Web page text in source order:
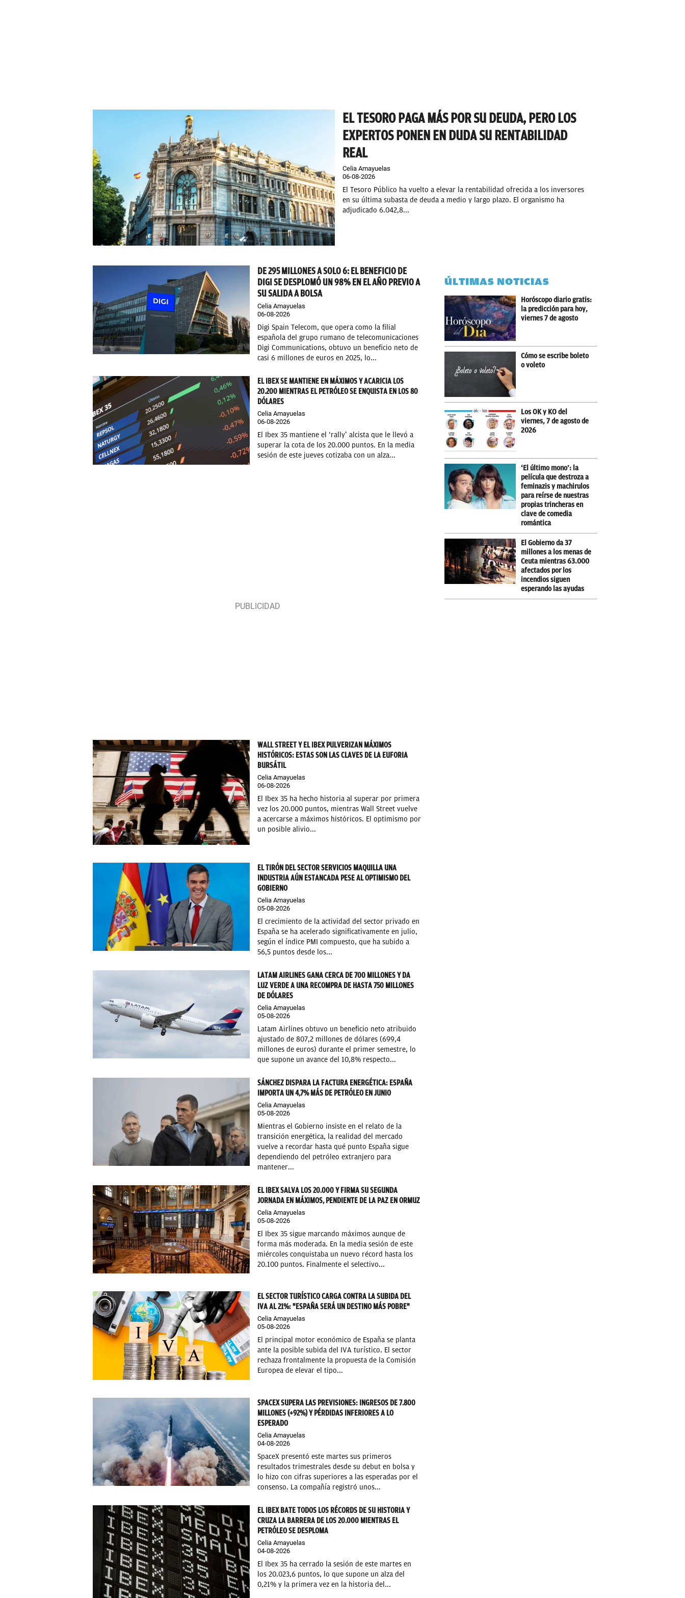
EL TESORO PAGA MÁS POR SU DEUDA, PERO LOS
EXPERTOS PONEN EN DUDA SU RENTABILIDAD
REAL
Celia Amayuelas
06-08-2026
El Tesoro Público ha vuelto a elevar la rentabilidad ofrecida a los inversores
en su última subasta de deuda a medio y largo plazo. El organismo ha
adjudicado 6.042,8...
DE 295 MILLONES A SOLO 6: EL BENEFICIO DE
DIGI SE DESPLOMÓ UN 98% EN EL AÑO PREVIO A
SU SALIDA A BOLSA
Celia Amayuelas
06-08-2026
Digi Spain Telecom, que opera como la filial
española del grupo rumano de telecomunicaciones
Digi Communications, obtuvo un beneficio neto de
casi 6 millones de euros en 2025, lo...
EL IBEX SE MANTIENE EN MÁXIMOS Y ACARICIA LOS
20.200 MIENTRAS EL PETRÓLEO SE ENQUISTA EN LOS 80
DÓLARES
Celia Amayuelas
06-08-2026
El Ibex 35 mantiene el ‘rally’ alcista que le llevó a
superar la cota de los 20.000 puntos. En la media
sesión de este jueves cotizaba con un alza...
WALL STREET Y EL IBEX PULVERIZAN MÁXIMOS
HISTÓRICOS: ESTAS SON LAS CLAVES DE LA EUFORIA
BURSÁTIL
Celia Amayuelas
06-08-2026
El Ibex 35 ha hecho historia al superar por primera
vez los 20.000 puntos, mientras Wall Street vuelve
a acercarse a máximos históricos. El optimismo por
un posible alivio...
EL TIRÓN DEL SECTOR SERVICIOS MAQUILLA UNA
INDUSTRIA AÚN ESTANCADA PESE AL OPTIMISMO DEL
GOBIERNO
Celia Amayuelas
05-08-2026
El crecimiento de la actividad del sector privado en
España se ha acelerado significativamente en julio,
según el índice PMI compuesto, que ha subido a
56,5 puntos desde los...
LATAM AIRLINES GANA CERCA DE 700 MILLONES Y DA
LUZ VERDE A UNA RECOMPRA DE HASTA 750 MILLONES
DE DÓLARES
Celia Amayuelas
05-08-2026
Latam Airlines obtuvo un beneficio neto atribuido
ajustado de 807,2 millones de dólares (699,4
millones de euros) durante el primer semestre, lo
que supone un avance del 10,8% respecto...
SÁNCHEZ DISPARA LA FACTURA ENERGÉTICA: ESPAÑA
IMPORTA UN 4,7% MÁS DE PETRÓLEO EN JUNIO
Celia Amayuelas
05-08-2026
Mientras el Gobierno insiste en el relato de la
transición energética, la realidad del mercado
vuelve a recordar hasta qué punto España sigue
dependiendo del petróleo extranjero para
mantener...
EL IBEX SALVA LOS 20.000 Y FIRMA SU SEGUNDA
JORNADA EN MÁXIMOS, PENDIENTE DE LA PAZ EN ORMUZ
Celia Amayuelas
05-08-2026
El Ibex 35 sigue marcando máximos aunque de
forma más moderada. En la media sesión de este
miércoles conquistaba un nuevo récord hasta los
20.100 puntos. Finalmente el selectivo...
EL SECTOR TURÍSTICO CARGA CONTRA LA SUBIDA DEL
IVA AL 21%: "ESPAÑA SERÁ UN DESTINO MÁS POBRE"
Celia Amayuelas
05-08-2026
El principal motor económico de España se planta
ante la posible subida del IVA turístico. El sector
rechaza frontalmente la propuesta de la Comisión
Europea de elevar el tipo...
SPACEX SUPERA LAS PREVISIONES: INGRESOS DE 7.800
MILLONES (+92%) Y PÉRDIDAS INFERIORES A LO
ESPERADO
Celia Amayuelas
04-08-2026
SpaceX presentó este martes sus primeros
resultados trimestrales desde su debut en bolsa y
lo hizo con cifras superiores a las esperadas por el
consenso. La compañía registró unos...
EL IBEX BATE TODOS LOS RÉCORDS DE SU HISTORIA Y
CRUZA LA BARRERA DE LOS 20.000 MIENTRAS EL
PETRÓLEO SE DESPLOMA
Celia Amayuelas
04-08-2026
El Ibex 35 ha cerrado la sesión de este martes en
los 20.023,6 puntos, lo que supone un alza del
0,21% y la primera vez en la historia del...
ÚLTIMAS NOTICIAS
Horóscopo diario gratis:
la predicción para hoy,
viernes 7 de agosto
Cómo se escribe boleto
o voleto
Los OK y KO del
viernes, 7 de agosto de
2026
‘El último mono’: la
película que destroza a
feminazis y machirulos
para reírse de nuestras
propias trincheras en
clave de comedia
romántica
El Gobierno da 37
millones a los menas de
Ceuta mientras 63.000
afectados por los
incendios siguen
esperando las ayudas